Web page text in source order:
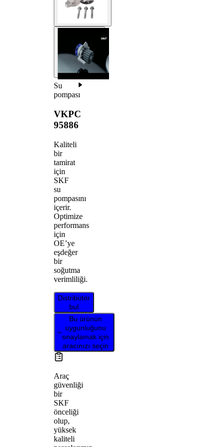
Su
pompası
VKPC
95886
Kaliteli
bir
tamirat
için
SKF
su
pompasını
içerir.
Optimize
performans
için
OE’ye
eşdeğer
bir
soğutma
verimliliği.
Distribütör
bul
Bu ürünün
uygunluğunu
onaylamak için
aracınızı seçin
Araç
güvenliği
bir
SKF
önceliği
olup,
yüksek
kaliteli